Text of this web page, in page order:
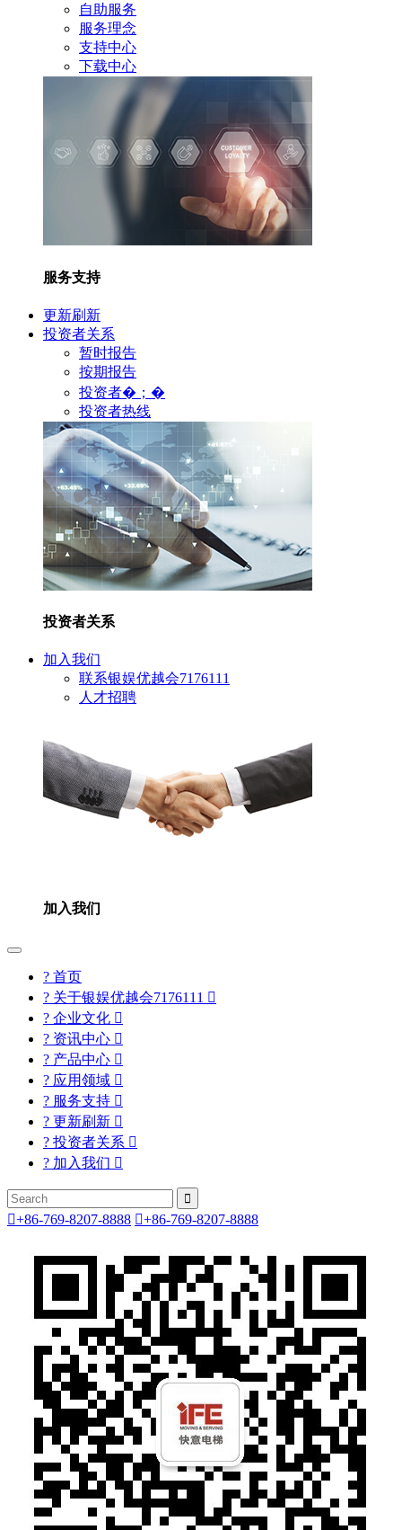
自助服务
服务理念
支持中心
下载中心
服务支持
更新刷新
投资者关系
暂时报告
按期报告
投资者�；�
投资者热线
投资者关系
加入我们
联系银娱优越会7176111
人才招聘
加入我们
? 首页
? 关于银娱优越会7176111 
? 企业文化 
? 资讯中心 
? 产品中心 
? 应用领域 
? 服务支持 
? 更新刷新 
? 投资者关系 
? 加入我们 

+86-769-8207-8888 +86-769-8207-8888